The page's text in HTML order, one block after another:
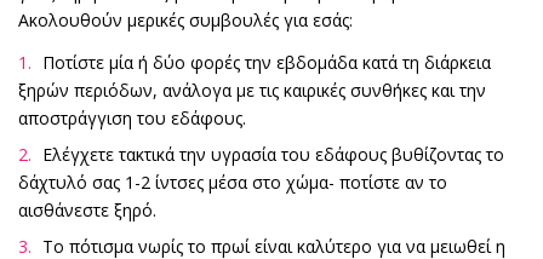
Ακολουθούν μερικές συμβουλές για εσάς:
Ποτίστε μία ή δύο φορές την εβδομάδα κατά τη διάρκεια
ξηρών περιόδων, ανάλογα με τις καιρικές συνθήκες και την
αποστράγγιση του εδάφους.
Ελέγχετε τακτικά την υγρασία του εδάφους βυθίζοντας το
δάχτυλό σας 1-2 ίντσες μέσα στο χώμα- ποτίστε αν το
αισθάνεστε ξηρό.
Το πότισμα νωρίς το πρωί είναι καλύτερο για να μειωθεί η